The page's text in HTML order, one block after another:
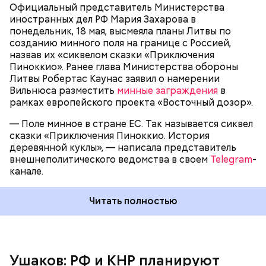
Официальный представитель Министерства
иностранных дел РФ Мария Захарова в
понедельник, 18 мая, высмеяла планы Литвы по
созданию минного поля на границе с Россией,
назвав их «сиквелом сказки «Приключения
Пиноккио». Ранее глава Министерства обороны
Литвы Робертас Каунас заявил о намерении
Вильнюса разместить минные заграждения в
рамках европейского проекта «Восточный дозор».
— Поле минное в стране ЕС. Так называется сиквел
сказки «Приключения Пиноккио. История
деревянной куклы», — написала представитель
внешнеполитического ведомства в своем Telegram-
канале.
Читать полностью
Ушаков: РФ и КНР планируют
Также он добавил, что Путин и председатель КНР
типов международных отношений, передает
ТАСС.
Цзиньпина. Стороны обсудят двусторонние
отношения между странами, а также обменяются
мнениями по основным международным и
региональным проблемам. Владимир Путин
приедет в Китай вслед за президентом США
Дональдом Трампом.